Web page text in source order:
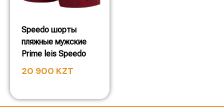
Speedo шорты
пляжные мужские
Prime leis Speedo
20 900 KZT